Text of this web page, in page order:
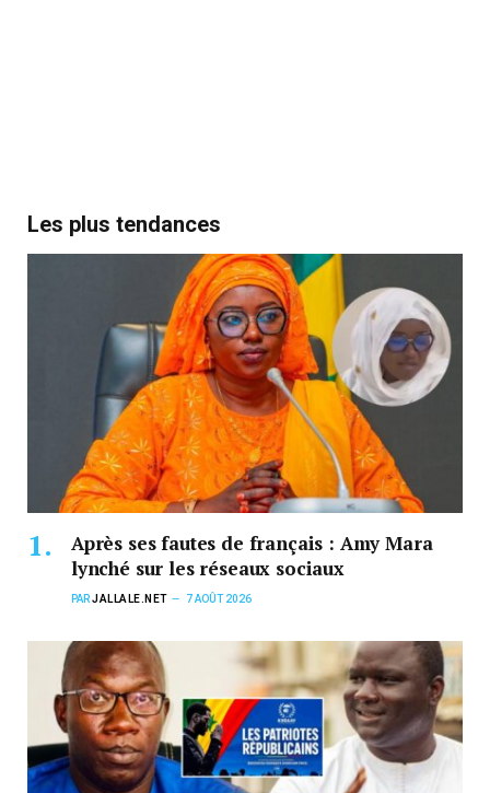
Les plus tendances
Après ses fautes de français : Amy Mara
lynché sur les réseaux sociaux
PARJALLALE.NET 7 AOÛT 2026